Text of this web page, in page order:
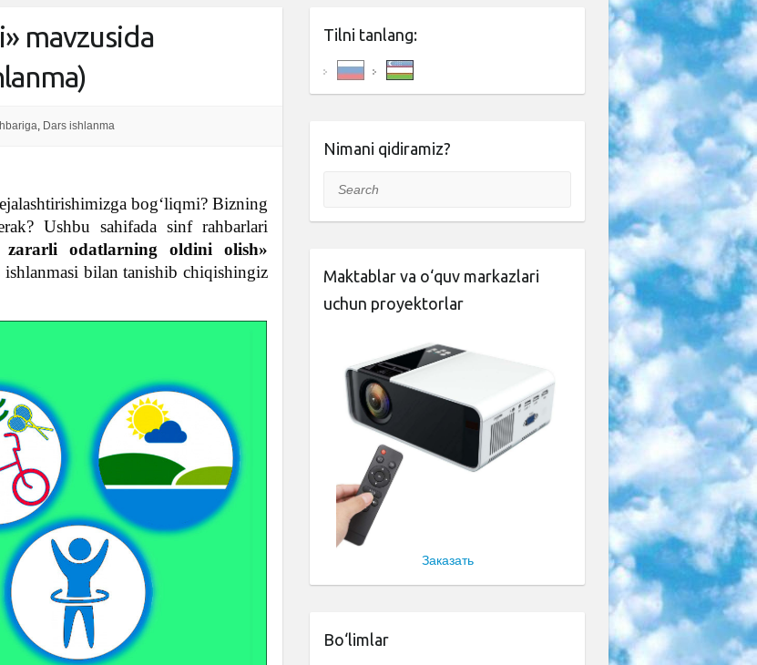
mavzusida
, Dars ishlanma
bog‘liqmi? Bizning
Ushbu sahifada sinf rahbarlari
odatlarning oldini olish»
bilan tanishib chiqishingiz
Tilni tanlang:
Nimani qidiramiz?
Search
Maktablar va o‘quv markazlari
uchun proyektorlar
Заказать
Bo‘limlar